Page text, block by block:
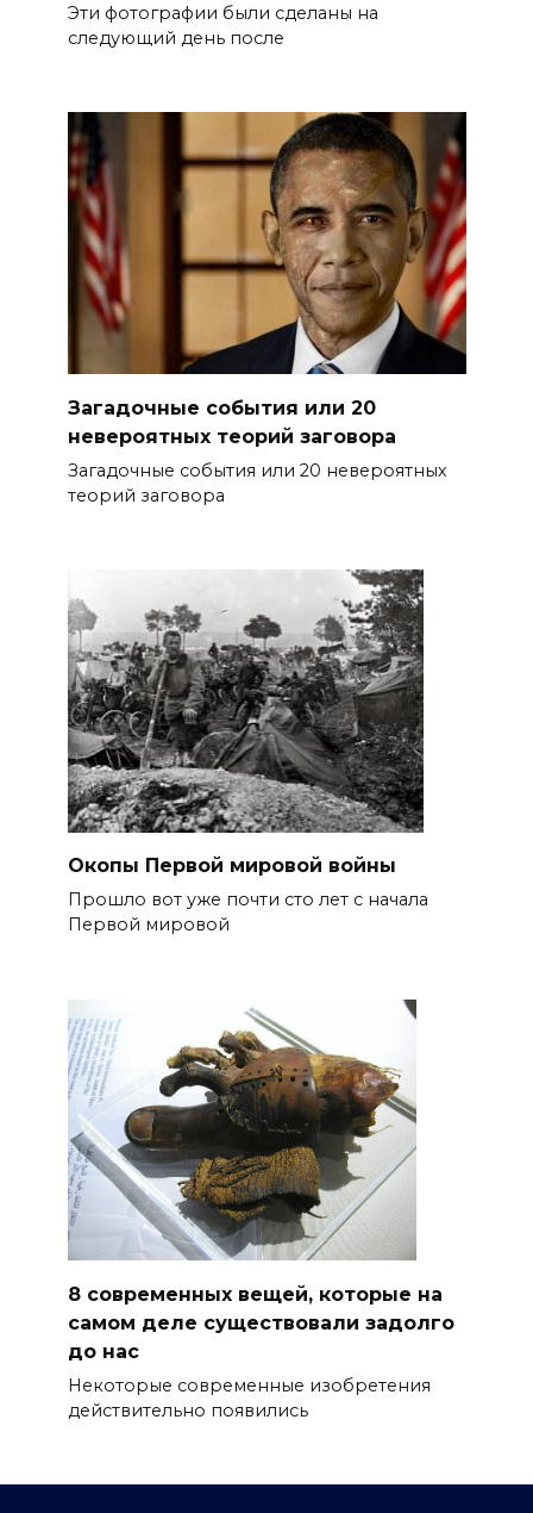
Эти фотографии были сделаны на
следующий день после
Загадочные события или 20
невероятных теорий заговора
Загадочные события или 20 невероятных
теорий заговора
Окопы Первой мировой войны
Прошло вот уже почти сто лет с начала
Первой мировой
8 современных вещей, которые на
самом деле существовали задолго
до нас
Некоторые современные изобретения
действительно появились